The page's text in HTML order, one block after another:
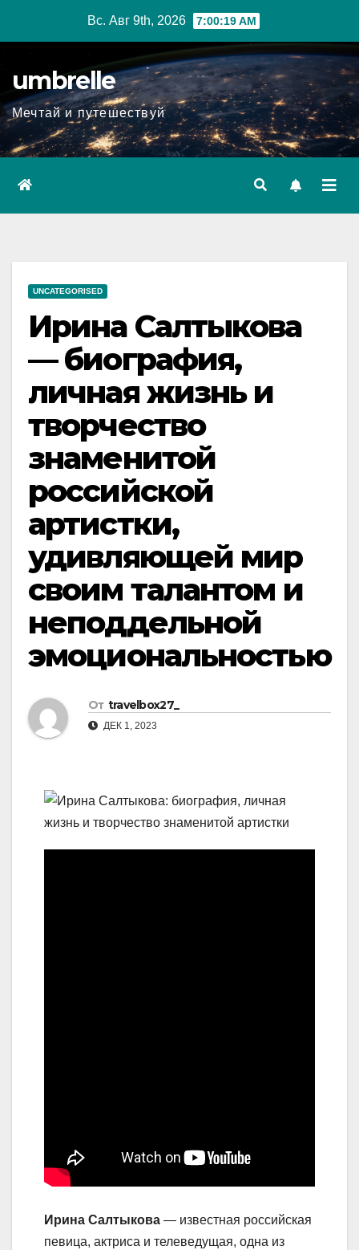
Вс. Авг 9th, 2026 7:00:20 AM
umbrelle
Мечтай и путешествуй
UNCATEGORISED
Ирина Салтыкова
— биография,
личная жизнь и
творчество
знаменитой
российской
артистки,
удивляющей мир
своим талантом и
неподдельной
эмоциональностью
От travelbox27_
ДЕК 1, 2023
Ирина Салтыкова — известная российская
певица, актриса и телеведущая, одна из